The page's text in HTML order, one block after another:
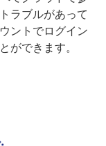
ラブルがあって
ントでログイン
ができます。